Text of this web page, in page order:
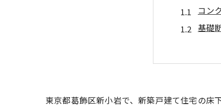
コン
基礎
引き
含水
東京都葛飾区新小岩で、新築戸建て住宅の